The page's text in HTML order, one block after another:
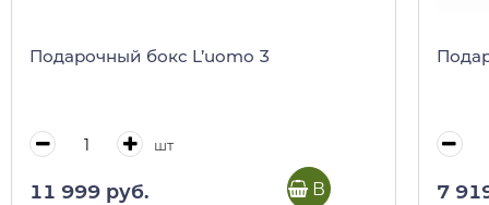
Подарочный бокс L’uomo 3
шт
11 999 руб. В корзину 7